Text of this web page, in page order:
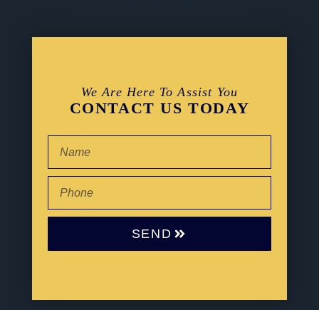
We Are Here To Assist You
CONTACT US TODAY
SEND